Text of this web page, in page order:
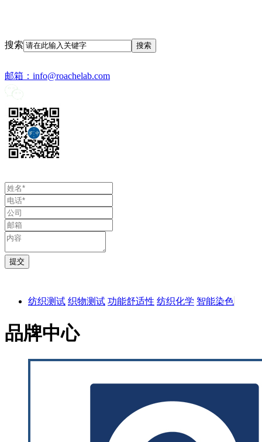
搜索
邮箱： info@roachelab.com‍
纺织测试 织物测试 功能舒适性 纺织化学 智能染色
品牌中心